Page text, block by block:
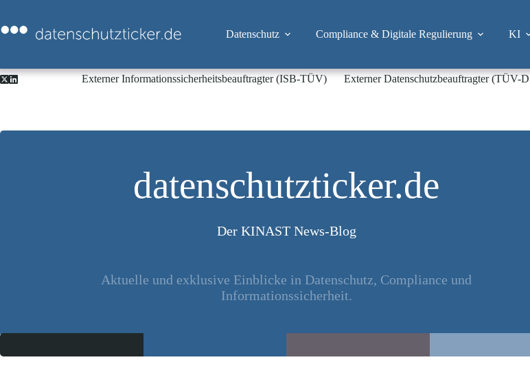
springen
Datenschutz Compliance & Digitale Regulierung KI
Externer Informationssicherheitsbeauftragter (ISB-TÜV) Externer Datenschutzbeauftragter (TÜV-
datenschutzticker.de
Der KINAST News-Blog
Aktuelle und exklusive Einblicke in Datenschutz, Compliance und
Informationssicherheit.